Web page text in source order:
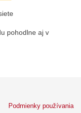
pohodlne aj v
Podmienky používania